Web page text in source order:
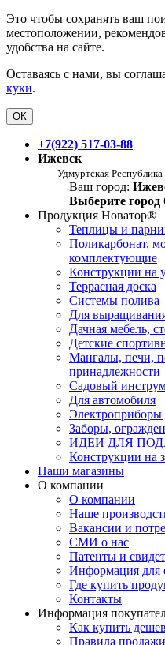
Это чтобы сохранять ваш
местоположении,
удобства на сайте.
Оставаясь с нами, вы
куки.
ОК
+7(922) 517-03-88
Ижевск
Удмуртская Республика
Ваш город:
Выберите город
Продукция Новатор®
Теплицы и
Поликарбонат,
комплектующие
Конструкции на
Террасная доска
Системы полива
Для
Дачная мебель,
Детские
Мангалы, печи,
принадлежности
Садовый
Для автомобиля
Электроприборы
Заборы,
ИДЕИ ДЛЯ
Конструкции на
Наши магазины
О компании
О компании
Наше
Вакансии и
СМИ о нас
Патенты и
Информация для
Где купить
Контакты
Информация
Как купить
Правила